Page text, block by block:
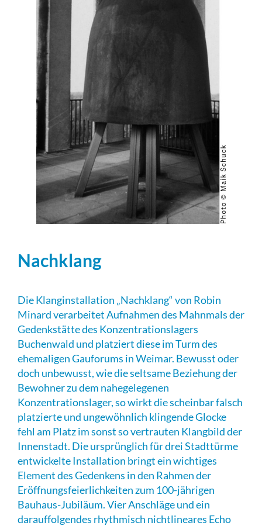
Nachklang
Die Klanginstallation „Nachklang“ von Robin
Minard verarbeitet Aufnahmen des Mahnmals der
Gedenkstätte des Konzentrationslagers
Buchenwald und platziert diese im Turm des
ehemaligen Gauforums in Weimar. Bewusst oder
doch unbewusst, wie die seltsame Beziehung der
Bewohner zu dem nahegelegenen
Konzentrationslager, so wirkt die scheinbar falsch
platzierte und ungewöhnlich klingende Glocke
fehl am Platz im sonst so vertrauten Klangbild der
Innenstadt. Die ursprünglich für drei Stadttürme
entwickelte Installation bringt ein wichtiges
Element des Gedenkens in den Rahmen der
Eröffnungsfeierlichkeiten zum 100-jährigen
Bauhaus-Jubiläum. Vier Anschläge und ein
darauffolgendes rhythmisch nichtlineares Echo